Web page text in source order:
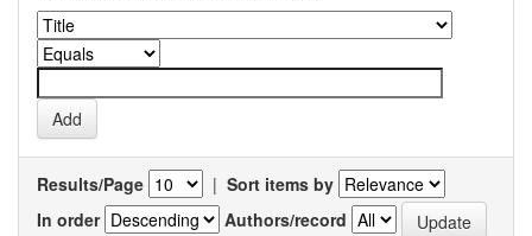
Results/Page | Sort items by
In order
Authors/record